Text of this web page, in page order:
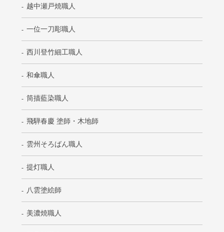
越中瀬戸焼職人
一位一刀彫職人
西川登竹細工職人
和傘職人
筒描藍染職人
飛騨春慶 塗師・木地師
雲州そろばん職人
提灯職人
八雲塗絵師
美濃焼職人